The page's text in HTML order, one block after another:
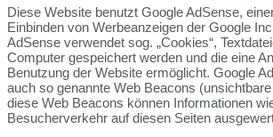
Diese Website benutzt Google AdSense,
Einbinden von Werbeanzeigen der Google
AdSense verwendet sog. „Cookies“,
Computer gespeichert werden und die eine
Benutzung der Website ermöglicht. Google
auch so genannte Web Beacons
diese Web Beacons können Informationen
Besucherverkehr auf diesen Seiten